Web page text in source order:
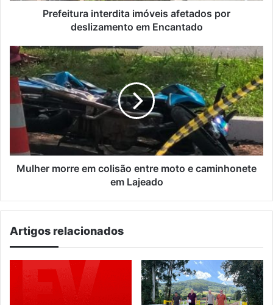
Prefeitura interdita imóveis afetados por
deslizamento em Encantado
Mulher
morre
em
colisão
entre
moto
e
caminhonete
em
Lajeado
Mulher morre em colisão entre moto e caminhonete
em Lajeado
Artigos relacionados